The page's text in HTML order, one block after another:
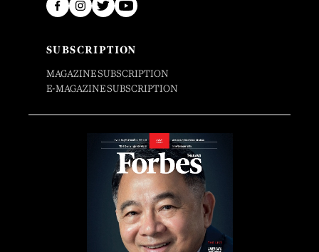
SUBSCRIPTION
MAGAZINE SUBSCRIPTION
E-MAGAZINE SUBSCRIPTION